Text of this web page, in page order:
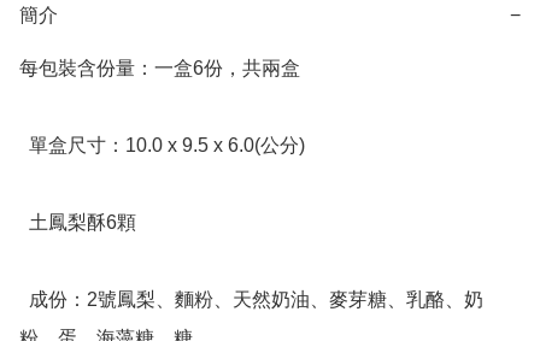
簡介 −
每包裝含份量：一盒6份，共兩盒